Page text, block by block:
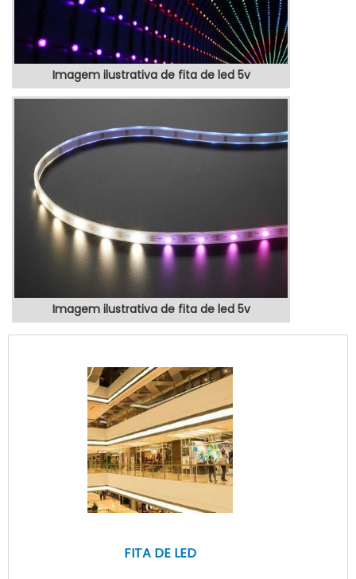
Imagem ilustrativa de fita de led 5v
Imagem ilustrativa de fita de led 5v
FITA DE LED